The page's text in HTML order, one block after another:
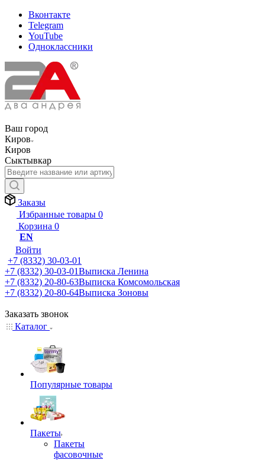
Вконтакте
Telegram
YouTube
Одноклассники
Ваш город
Киров
Киров
Сыктывкар
Заказы
Избранные товары 0
Корзина 0
EN
Войти
+7 (8332) 30-03-01
+7 (8332) 30-03-01Выписка Ленина
+7 (8332) 20-80-63Выписка Комсомольская
+7 (8332) 20-80-64Выписка Зоновы
Заказать звонок
Каталог
Популярные товары
Пакеты
Пакеты
фасовочные